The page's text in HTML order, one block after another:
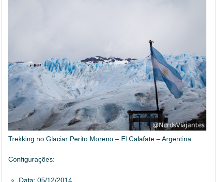
Trekking no Glaciar Perito Moreno – El Calafate – Argentina
Configurações:
Data: 05/12/2014